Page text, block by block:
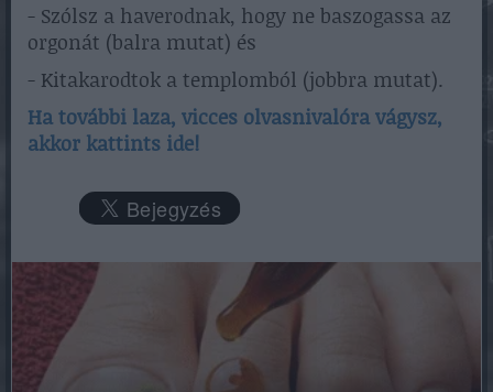
- Szólsz a haverodnak, hogy ne baszogassa az
orgonát (balra mutat) és
- Kitakarodtok a templomból (jobbra mutat).
Ha további laza, vicces olvasnivalóra vágysz,
akkor kattints ide!